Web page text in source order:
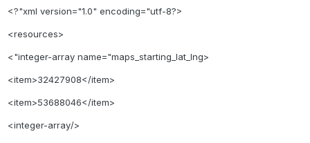
<?xml version="1.0" encoding="utf-8"?>